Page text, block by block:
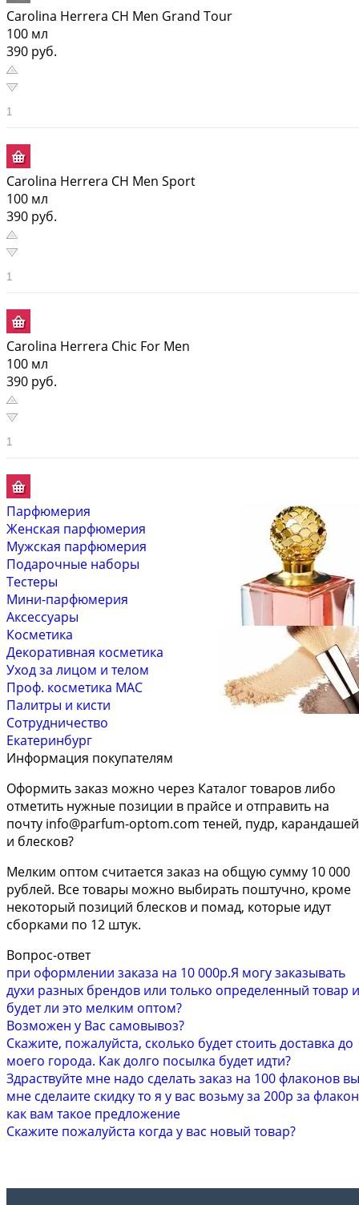
Carolina Herrera CH Men Grand Tour
100 мл
390 руб.
Carolina Herrera CH Men Sport
100 мл
390 руб.
Carolina Herrera Chic For Men
100 мл
390 руб.
Парфюмерия
Женская парфюмерия
Мужская парфюмерия
Подарочные наборы
Тестеры
Мини-парфюмерия
Аксессуары
Косметика
Декоративная косметика
Уход за лицом и телом
Проф. косметика MAC
Палитры и кисти
Сотрудничество
Екатеринбург
Информация покупателям
Оформить заказ можно через Каталог товаров либо
отметить нужные позиции в прайсе и отправить на
почту info@parfum-optom.com теней, пудр, карандашей
и блесков?
Мелким оптом считается заказ на общую сумму 10 000
рублей. Все товары можно выбирать поштучно, кроме
некоторый позиций блесков и помад, которые идут
сборками по 12 штук.
Вопрос-ответ
при оформлении заказа на 10 000р.Я могу заказывать
духи разных брендов или только определенный товар и
будет ли это мелким оптом?
Возможен у Вас самовывоз?
Скажите, пожалуйста, сколько будет стоить доставка до
моего города. Как долго посылка будет идти?
Здраствуйте мне надо сделать заказ на 100 флаконов вы
мне сделаите скидку то я у вас возьму за 200р за флакон
как вам такое предложение
Скажите пожалуйста когда у вас новый товар?